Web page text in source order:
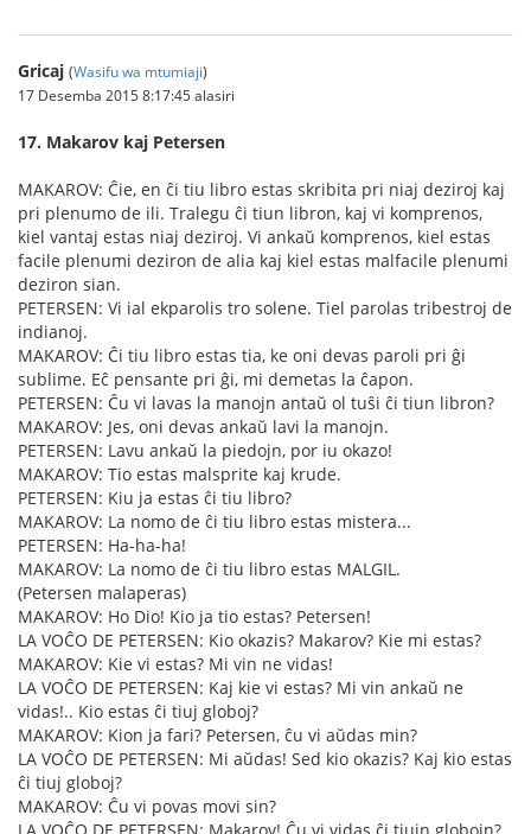
Gricaj (Wasifu wa mtumiaji)
17 Desemba 2015 8:17:45 alasiri
17. Makarov kaj Petersen
MAKAROV: Ĉie, en ĉi tiu libro estas skribita pri niaj deziroj kaj
pri plenumo de ili. Tralegu ĉi tiun libron, kaj vi komprenos,
kiel vantaj estas niaj deziroj. Vi ankaŭ komprenos, kiel estas
facile plenumi deziron de alia kaj kiel estas malfacile plenumi
deziron sian.
PETERSEN: Vi ial ekparolis tro solene. Tiel parolas tribestroj de
indianoj.
MAKAROV: Ĉi tiu libro estas tia, ke oni devas paroli pri ĝi
sublime. Eĉ pensante pri ĝi, mi demetas la ĉapon.
PETERSEN: Ĉu vi lavas la manojn antaŭ ol tuŝi ĉi tiun libron?
MAKAROV: Jes, oni devas ankaŭ lavi la manojn.
PETERSEN: Lavu ankaŭ la piedojn, por iu okazo!
MAKAROV: Tio estas malsprite kaj krude.
PETERSEN: Kiu ja estas ĉi tiu libro?
MAKAROV: La nomo de ĉi tiu libro estas mistera...
PETERSEN: Ha-ha-ha!
MAKAROV: La nomo de ĉi tiu libro estas MALGIL.
(Petersen malaperas)
MAKAROV: Ho Dio! Kio ja tio estas? Petersen!
LA VOĈO DE PETERSEN: Kio okazis? Makarov? Kie mi estas?
MAKAROV: Kie vi estas? Mi vin ne vidas!
LA VOĈO DE PETERSEN: Kaj kie vi estas? Mi vin ankaŭ ne
vidas!.. Kio estas ĉi tiuj globoj?
MAKAROV: Kion ja fari? Petersen, ĉu vi aŭdas min?
LA VOĈO DE PETERSEN: Mi aŭdas! Sed kio okazis? Kaj kio estas
ĉi tiuj globoj?
MAKAROV: Ĉu vi povas movi sin?